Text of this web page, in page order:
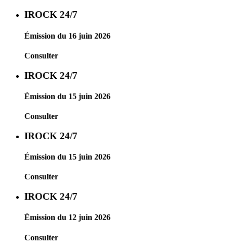
IROCK 24/7
Émission du 16 juin 2026
Consulter
IROCK 24/7
Émission du 15 juin 2026
Consulter
IROCK 24/7
Émission du 15 juin 2026
Consulter
IROCK 24/7
Émission du 12 juin 2026
Consulter